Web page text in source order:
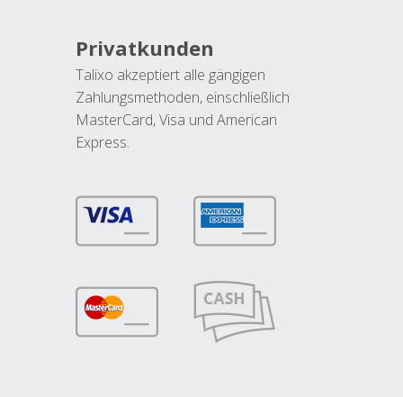
Privatkunden
Talixo akzeptiert alle gängigen
Zahlungsmethoden, einschließlich
MasterCard, Visa und American
Express.